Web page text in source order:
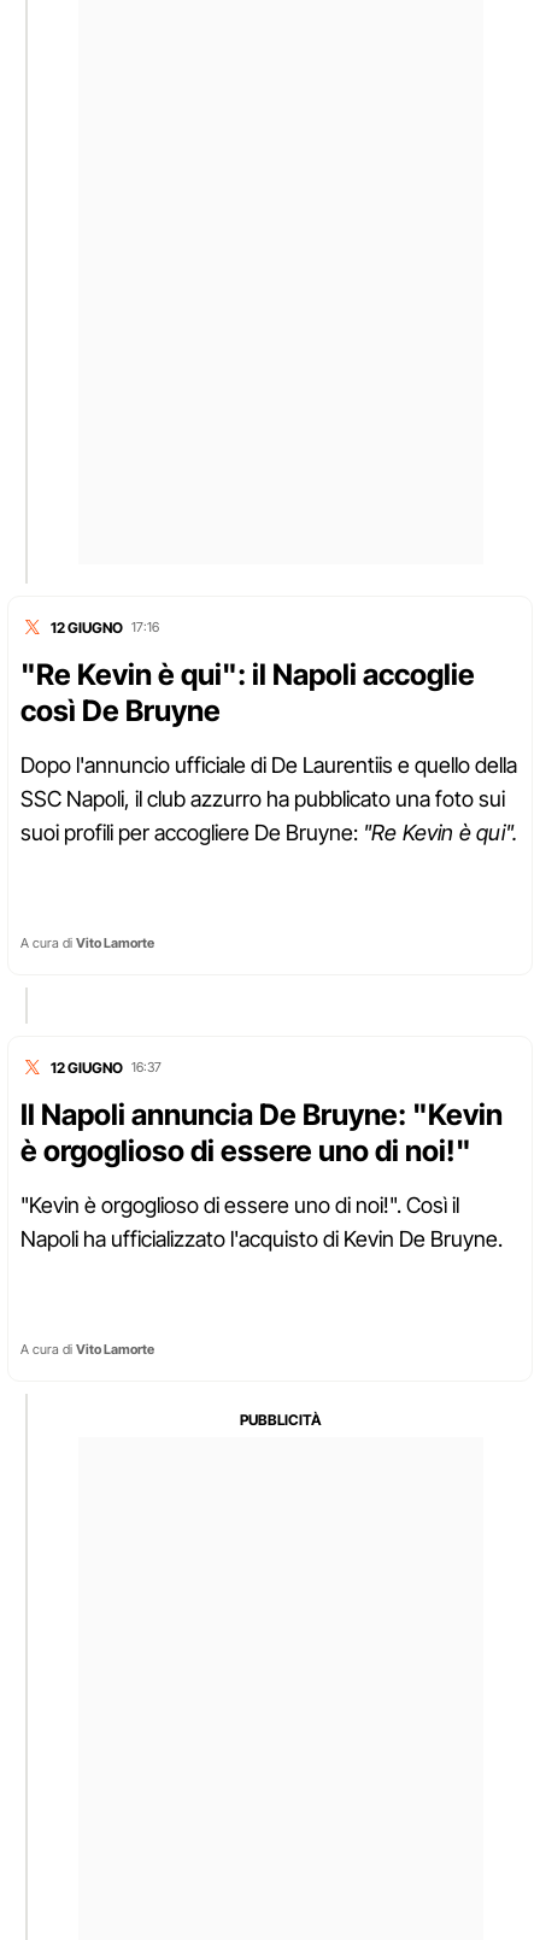
12 GIUGNO 17:16
"Re Kevin è qui": il Napoli accoglie
così De Bruyne
Dopo l'annuncio ufficiale di De Laurentiis e quello della
SSC Napoli, il club azzurro ha pubblicato una foto sui
suoi profili per accogliere De Bruyne: "Re Kevin è qui".
A cura di Vito Lamorte
12 GIUGNO 16:37
Il Napoli annuncia De Bruyne: "Kevin
è orgoglioso di essere uno di noi!"
"Kevin è orgoglioso di essere uno di noi!". Così il
Napoli ha ufficializzato l'acquisto di Kevin De Bruyne.
A cura di Vito Lamorte